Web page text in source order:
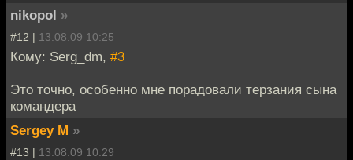
nikopol »
#12 | 13.08.09 10:25
Кому: Serg_dm, #3
Это точно, особенно мне порадовали терзания сына
командера
Sergey M »
#13 | 13.08.09 10:29